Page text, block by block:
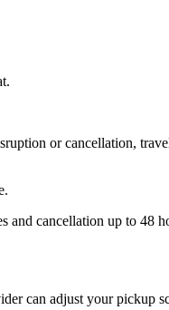
or cancellation,
and cancellation up to 48
can adjust your pickup